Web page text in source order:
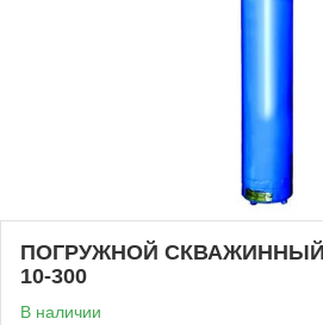
ПОГРУЖНОЙ
10-300
В наличии